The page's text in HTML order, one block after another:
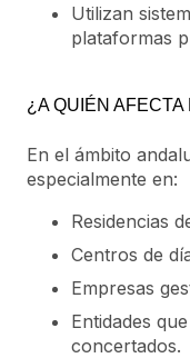
Utilizan
plataformas
¿A QUIÉN
En el ámbito
especialmente en:
Residencias
Centros de
Empresas
Entidades
concertados.